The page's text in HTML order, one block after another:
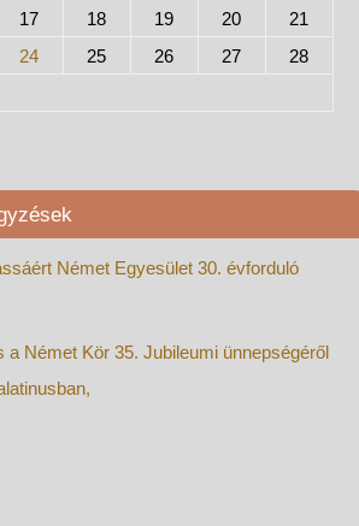
17 18 19 20
21
24 25 26 27
28
Német Egyesület 30. évforduló
a Német Kör 35. Jubileumi ünnepségéről